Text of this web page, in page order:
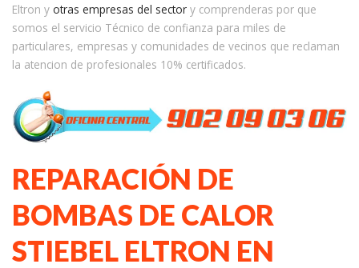
Eltron y otras empresas del sector y comprenderas por que
somos el servicio Técnico de confianza para miles de
particulares, empresas y comunidades de vecinos que reclaman
la atencion de profesionales 10% certificados.
REPARACIÓN DE
BOMBAS DE CALOR
STIEBEL ELTRON EN